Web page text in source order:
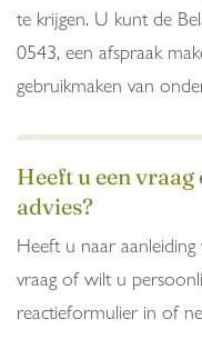
te krijgen. U kunt de
0543, een afspraak
gebruikmaken van
Heeft u een
advies?
Heeft u naar
vraag of wilt u
reactieformulier in of